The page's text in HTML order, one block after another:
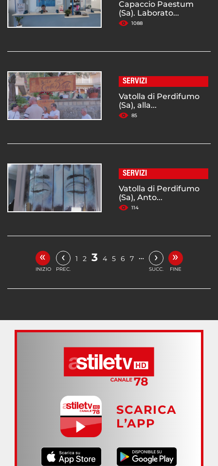
Capaccio Paestum
(Sa). Laborato...
1088
SERVIZI
Vatolla di Perdifumo
(Sa), alla...
85
SERVIZI
Vatolla di Perdifumo
(Sa), Anto...
114
«
INIZIO
‹
PREC.
1 2 3 4 5 6 7 … ›
SUCC.
»
FINE
SCARICA
L’APP